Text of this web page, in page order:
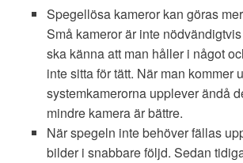
Spegellösa kameror kan göras
Små kameror är inte
ska känna att man håller i något
inte sitta för tätt. När man kommer
systemkamerorna upplever ändå
mindre kamera är bättre.
När spegeln inte behöver fällas
bilder i snabbare följd. Sedan